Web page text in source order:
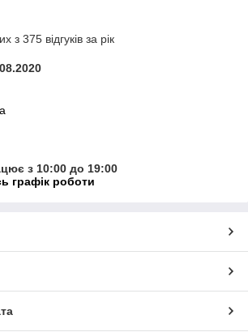
з 375 відгуків за рік
з 10:00 до 19:00
графік роботи